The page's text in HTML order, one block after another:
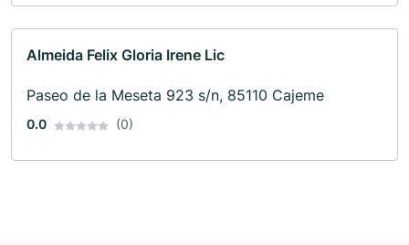
Almeida Felix Gloria Irene Lic
Paseo de la Meseta 923 s/n, 85110 Cajeme
0.0 (0)